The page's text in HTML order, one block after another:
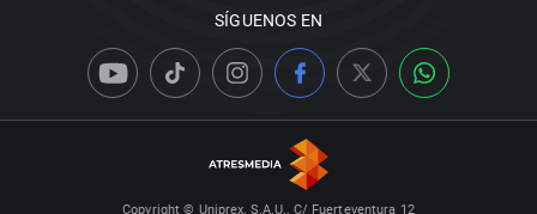
SÍGUENOS EN
Copyright © Uniprex, S.A.U., C/ Fuerteventura 12